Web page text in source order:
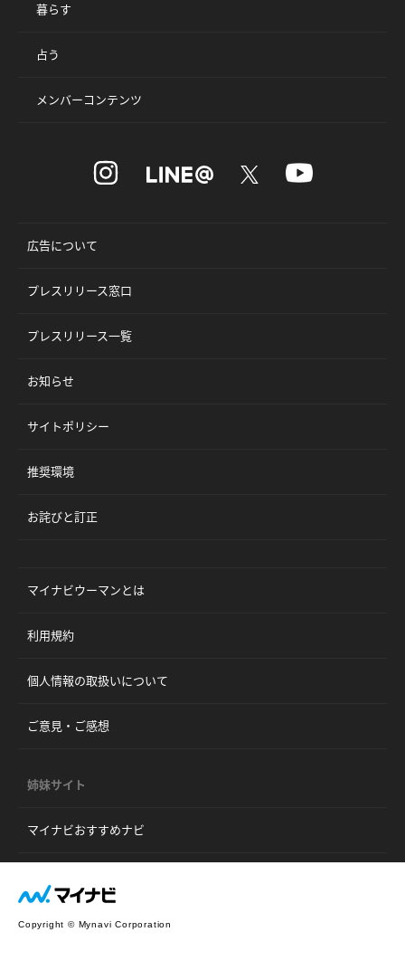
暮らす
占う
メンバーコンテンツ
広告について
プレスリリース窓口
プレスリリース一覧
お知らせ
サイトポリシー
推奨環境
お詫びと訂正
マイナビウーマンとは
利用規約
個人情報の取扱いについて
ご意見・ご感想
姉妹サイト
マイナビおすすめナビ
Copyright © Mynavi Corporation